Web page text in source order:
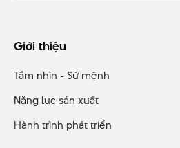
Giới thiệu
Tầm nhìn - Sứ mệnh
Năng lực sản xuất
Hành trình phát triển